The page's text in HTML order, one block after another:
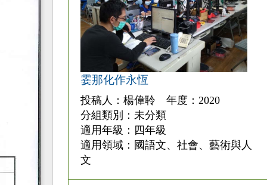
霎那化作永恆
投稿人：楊偉聆 年度：2020
分組類別：未分類
適用年級：四年級
適用領域：國語文、社會、藝術與人
文